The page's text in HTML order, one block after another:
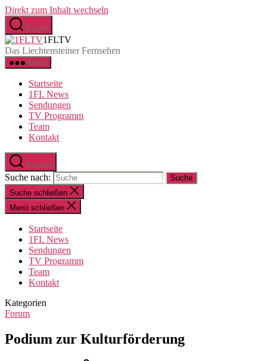
Direkt zum Inhalt wechseln
Suche
1FLTV
Das Liechtensteiner Fernsehen
Menü
Startseite
1FL News
Sendungen
TV Programm
Team
Kontakt
Suchen
Suche nach:
Suche schließen
Menü schließen
Startseite
1FL News
Sendungen
TV Programm
Team
Kontakt
Kategorien
Forum
Podium zur Kulturförderung